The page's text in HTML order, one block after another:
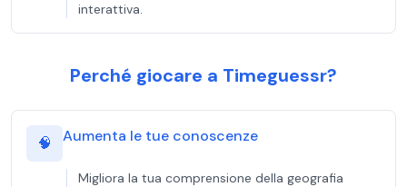
interattiva.
Perché giocare a Timeguessr?
🧠 Aumenta le tue conoscenze
Migliora la tua comprensione della geografia